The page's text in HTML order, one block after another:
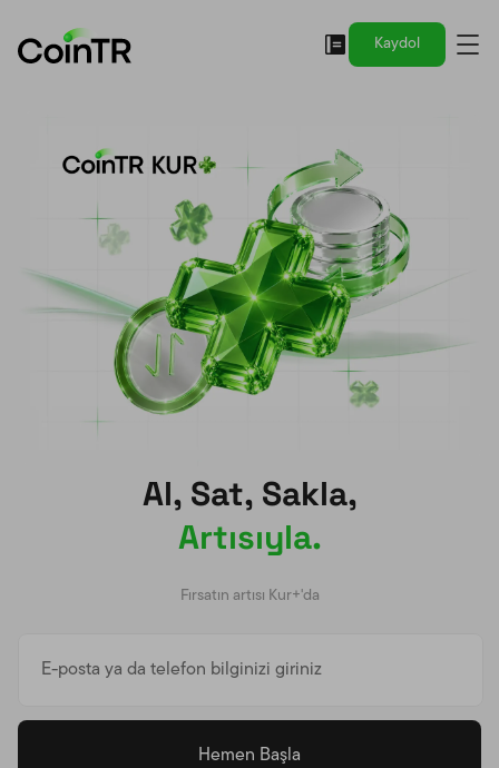
Kaydol
Al, Sat, Sakla,
Artısıyla.
Fırsatın artısı Kur+'da
Hemen Başla